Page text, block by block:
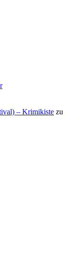
– Krimikiste zu